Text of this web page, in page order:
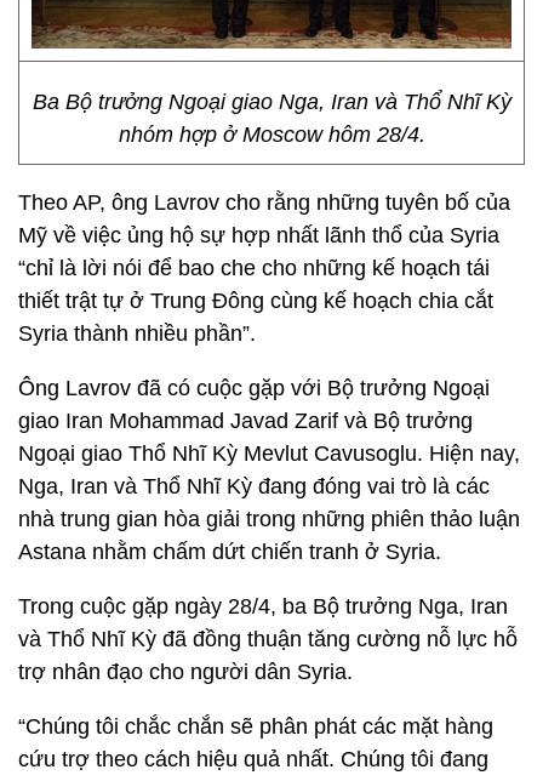
Ba Bộ trưởng Ngoại giao Nga, Iran và Thổ Nhĩ Kỳ
nhóm hợp ở Moscow hôm 28/4.
Theo AP, ông Lavrov cho rằng những tuyên bố của
Mỹ về việc ủng hộ sự hợp nhất lãnh thổ của Syria
“chỉ là lời nói để bao che cho những kế hoạch tái
thiết trật tự ở Trung Đông cùng kế hoạch chia cắt
Syria thành nhiều phần”.
Ông Lavrov đã có cuộc gặp với Bộ trưởng Ngoại
giao Iran Mohammad Javad Zarif và Bộ trưởng
Ngoại giao Thổ Nhĩ Kỳ Mevlut Cavusoglu. Hiện nay,
Nga, Iran và Thổ Nhĩ Kỳ đang đóng vai trò là các
nhà trung gian hòa giải trong những phiên thảo luận
Astana nhằm chấm dứt chiến tranh ở Syria.
Trong cuộc gặp ngày 28/4, ba Bộ trưởng Nga, Iran
và Thổ Nhĩ Kỳ đã đồng thuận tăng cường nỗ lực hỗ
trợ nhân đạo cho người dân Syria.
“Chúng tôi chắc chắn sẽ phân phát các mặt hàng
cứu trợ theo cách hiệu quả nhất. Chúng tôi đang